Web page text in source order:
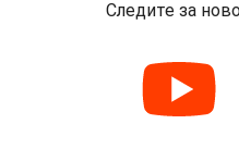
Следите за